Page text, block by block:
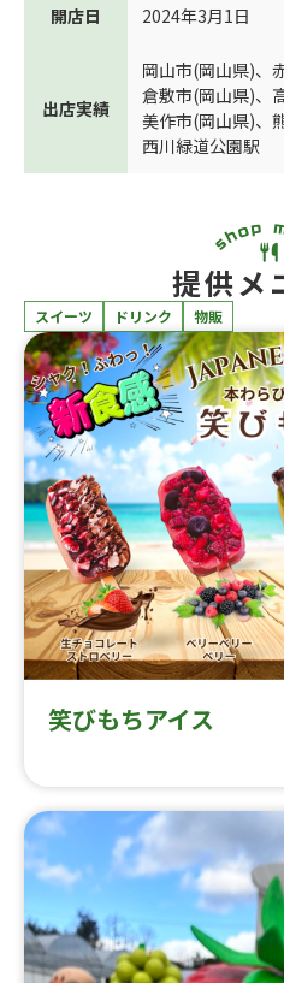
開店日 2024年3月1日
出店実績
岡山市(岡山県)、
倉敷市(岡山県)、
美作市(岡山県)、
西川緑道公園駅
提供メ
スイーツ ドリンク 物販
笑びもちアイス